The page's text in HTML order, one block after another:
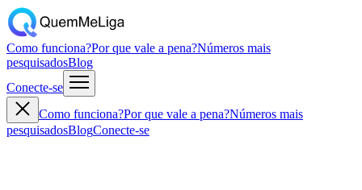
Como funciona?Por que vale a pena?Números mais
pesquisadosBlog
Conecte-se
Como funciona?Por que vale a pena?Números mais
pesquisadosBlogConecte-se